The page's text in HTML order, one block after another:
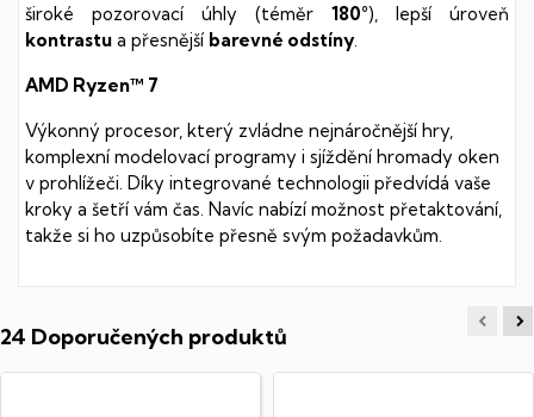
široké pozorovací úhly (téměr 180°), lepší úroveň
kontrastu a přesnější barevné odstíny
AMD Ryzen™ 7
Výkonný procesor, který zvládne nejnáročnější hry,
komplexní modelovací programy i sjíždění hromady oken
v prohlížeči. Díky integrované technologii předvídá vaše
kroky a šetří vám čas. Navíc nabízí možnost přetaktování,
takže si ho uzpůsobíte přesně svým požadavkům.
24 Doporučených produktů